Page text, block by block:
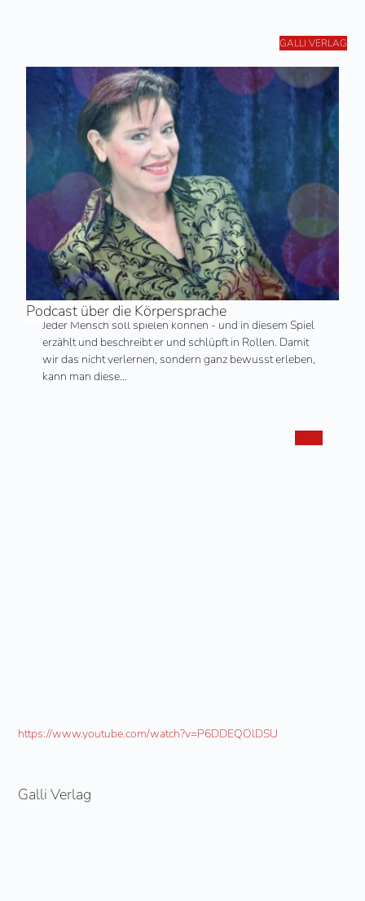
GALLI VERLAG
Podcast über die Körpersprache
Jeder Mensch soll spielen können - und in diesem Spiel
erzählt und beschreibt er und schlüpft in Rollen. Damit
wir das nicht verlernen, sondern ganz bewusst erleben,
kann man diese…
https://www.youtube.com/watch?v=P6DDEQOlDSU
Galli Verlag